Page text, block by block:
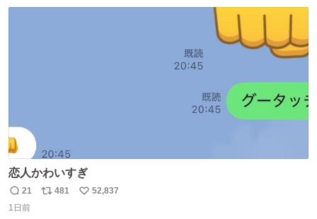
恋人かわいすぎ
返
信
21
リ
481
い
52,837
1日前